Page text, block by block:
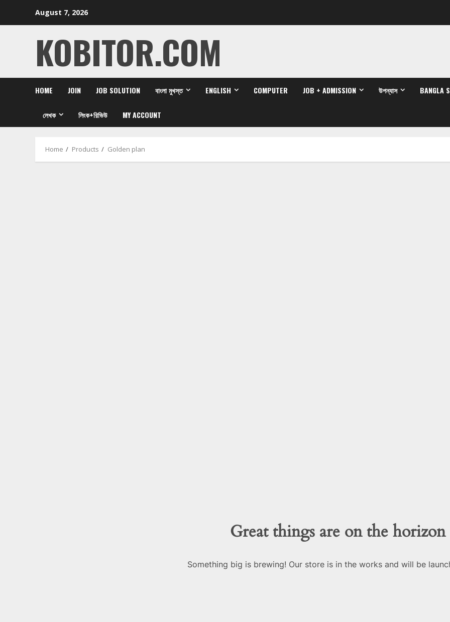
August 7, 2026
KOBITOR.COM
HOME JOIN JOB SOLUTION বাংলা মুখস্ত ENGLISH COMPUTER JOB + ADMISSION উপন্যাস BANGLA
লেখক লিংক+রিভিউ MY ACCOUNT
Home Products Golden plan
Great things are on the horizon
Something big is brewing! Our store is in the works and will be